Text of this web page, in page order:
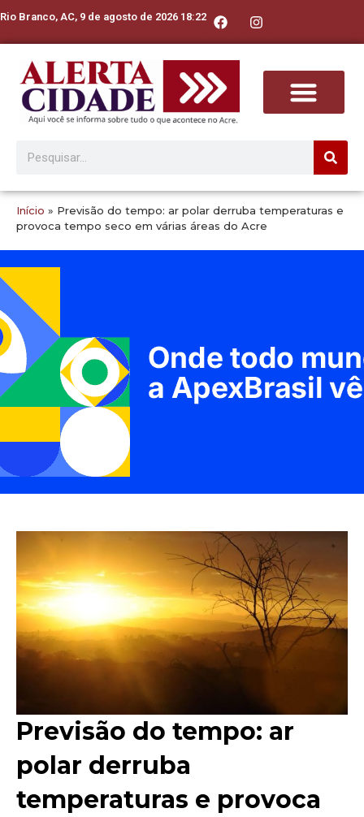
Rio Branco, AC, 9 de agosto de 2026 18:22
Início » Previsão do tempo: ar polar derruba temperaturas e
provoca tempo seco em várias áreas do Acre
Previsão do tempo: ar
polar derruba
temperaturas e provoca